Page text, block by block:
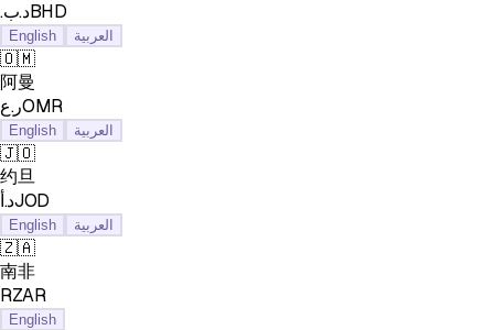
.د.بBHD
English العربية
🇴🇲
阿曼
ر.عOMR
English العربية
🇯🇴
约旦
د.أJOD
English العربية
🇿🇦
南非
RZAR
English